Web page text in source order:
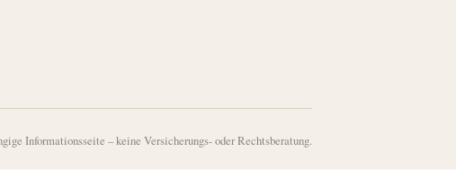
Informationsseite – keine Versicherungs- oder Rechtsberatung.